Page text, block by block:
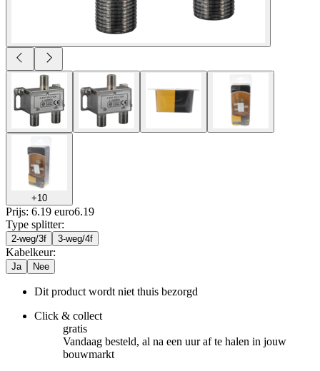
+10
Prijs: 6.19 euro6.19
Type splitter:
2-weg/3f 3-weg/4f
Kabelkeur:
Ja Nee
Dit product wordt niet thuis bezorgd
Click & collect
gratis
Vandaag besteld, al na een uur af te halen in jouw
bouwmarkt